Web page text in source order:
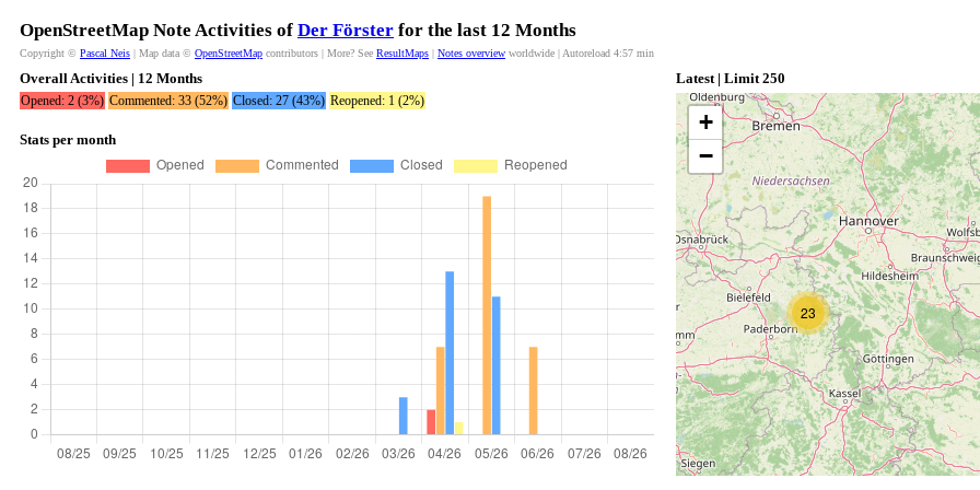
OpenStreetMap Note Activities of Der Förster for the last 12 Months
Copyright © Pascal Neis | Map data © OpenStreetMap contributors | More? See ResultMaps | Notes overview worldwide | Autoreload 4:56 min
Overall Activities | 12 Months
Opened: 2 (3%) Commented: 33 (52%) Closed: 27 (43%) Reopened: 1 (2%)
Stats per month
Latest | Limit 250
23
+
−